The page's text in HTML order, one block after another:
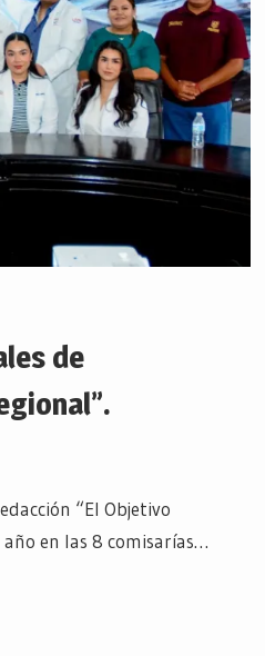
de
“El Objetivo
en las 8 comisarías…